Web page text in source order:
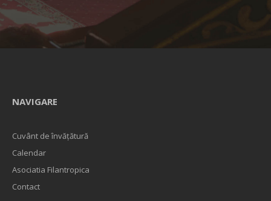
NAVIGARE
Cuvânt de învățătură
Calendar
Asociatia Filantropica
Contact